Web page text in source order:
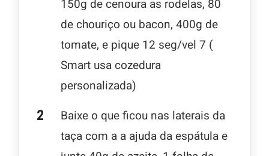
150g de cenoura as rodelas, 80
de chouriço ou bacon, 400g de
tomate, e pique 12 seg/vel 7 (
Smart usa cozedura
personalizada)
Baixe o que ficou nas laterais da
taça com a a ajuda da espátula e